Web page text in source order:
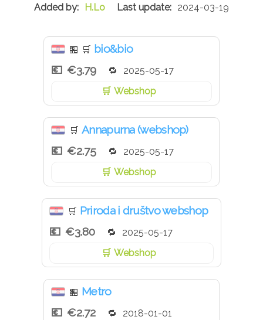
H.Lo 2024-03-19
🏪 🛒 bio&bio
€3.79
2025-05-17
Webshop
🛒 Annapurna (webshop)
€2.75
2025-05-17
Webshop
🛒 Priroda i društvo webshop
€3.80
2025-05-17
Webshop
🏪 Metro
€2.72
2018-01-01